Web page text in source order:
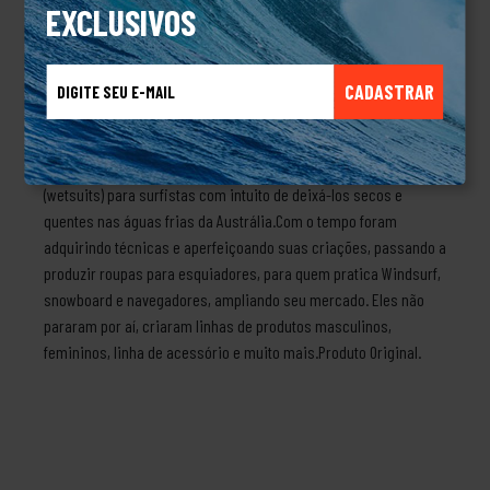
EXCLUSIVOS
CADASTRAR
dia. Seu design apresenta o icônico logo da Rip Curl em
destaque, refletindo a cultura surfista.Sobre a marca Rip CurlA
história começa no ano de 1969, através dos sócios e amigos
“Claw” Warbrick e Brian “Sing Ding” Singer, no fundo de uma
garagem alugada produzindo pranchas. Com a demanda de
pranchas crescendo, tiveram que procurar um espaço maior.
Além das pranchas, começaram a fabricar roupas de borracha
(wetsuits) para surfistas com intuito de deixá-los secos e
quentes nas águas frias da Austrália.Com o tempo foram
adquirindo técnicas e aperfeiçoando suas criações, passando a
produzir roupas para esquiadores, para quem pratica Windsurf,
snowboard e navegadores, ampliando seu mercado. Eles não
pararam por aí, criaram linhas de produtos masculinos,
femininos, linha de acessório e muito mais.Produto Original.